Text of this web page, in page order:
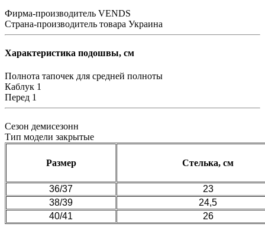
Фирма-производитель VENDS
Страна-производитель товара Украина
Характеристика подошвы, см
Полнота тапочек для средней полноты
Каблук 1
Перед 1
Сезон демисезонн
Тип модели закрытые
Размер Стелька, см
36/37
23
38/39
24,5
40/41
26